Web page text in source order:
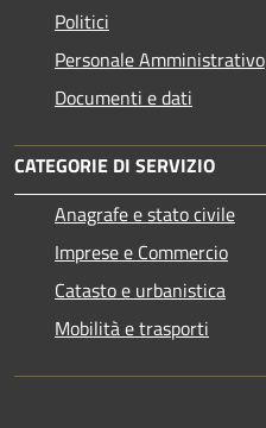
Politici
Personale Amministrativo
Documenti e dati
CATEGORIE DI SERVIZIO
Anagrafe e stato civile
Imprese e Commercio
Catasto e urbanistica
Mobilità e trasporti